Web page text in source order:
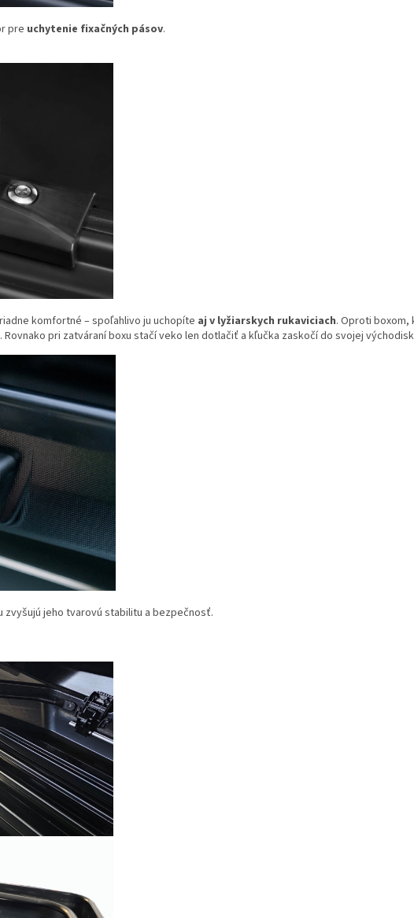
pre uchytenie fixačných pásov.
komfortné – spoľahlivo ju uchopíte aj v lyžiarskych rukaviciach. Oproti
. Rovnako pri zatváraní boxu stačí veko len dotlačiť a kľučka zaskočí do svojej
zvyšujú jeho tvarovú stabilitu a bezpečnosť.